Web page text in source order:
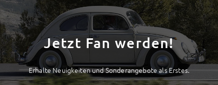
Jetzt Fan werden!
Erhalte Neuigkeiten und Sonderangebote als Erstes.